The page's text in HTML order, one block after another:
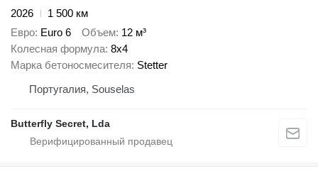
2026
1 500 км
Евро Euro 6 Объем 12 м³
Колесная формула 8x4
Марка бетоносмесителя Stetter
Португалия, Souselas
Butterfly Secret, Lda